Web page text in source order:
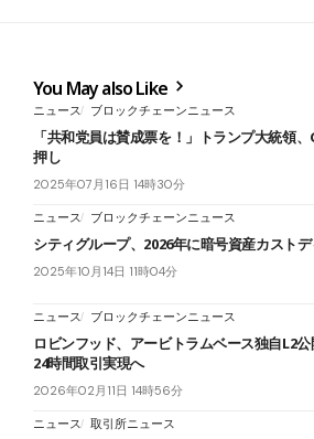
You May also Like
ニュース ブロックチェーンニュース
「共和党員は賛成票を！」トランプ大統領
押し
2025年07月16日 14時30分
ニュース ブロックチェーンニュース
シティグループ、2026年に暗号資産カスト
2025年10月14日 11時04分
ニュース ブロックチェーンニュース
ロビンフッド、アービトラムベース独自L2
24時間取引実現へ
2026年02月11日 14時56分
ニュース 取引所ニュース